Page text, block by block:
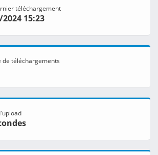
téléchargement
15:23
de téléchargements